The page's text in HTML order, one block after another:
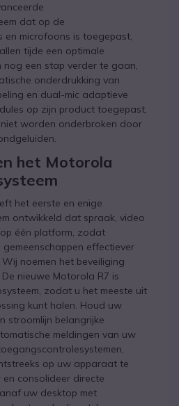
dat op de
en microfoons is toegepast,
tijde een optimale
nog een stap verder te gaan,
onderdrukking van
en dual-mic adaptieve
op zijn product toegepast,
worden onderbroken door
het Motorola
het eerste en enige
ontwikkeld dat spraak, video
één platform, zodat
gemeenschappen effectiever
noemen het beveiliging
nieuwe Motorola R7 is
zodat u het meeste uit
kunt halen. Houd uw
stroomlijn belangrijke
meldingen van uw
op uw apparaat te
consolideer directe
uw desktop met